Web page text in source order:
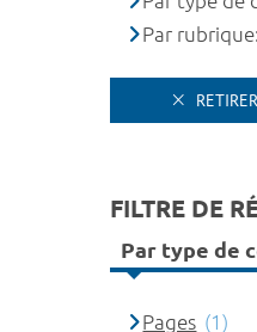
Par
FILTRE DE
Par type de
Pages (1)